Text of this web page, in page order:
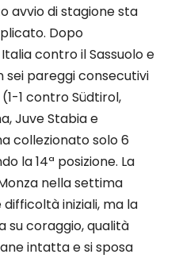
avvio di stagione sta
Dopo
contro il Sassuolo e
sei pareggi consecutivi
1 contro Südtirol,
Juve Stabia e
collezionato solo 6
la 14ª posizione. La
nella settima
iniziali, ma la
su coraggio, qualità
intatta e si sposa